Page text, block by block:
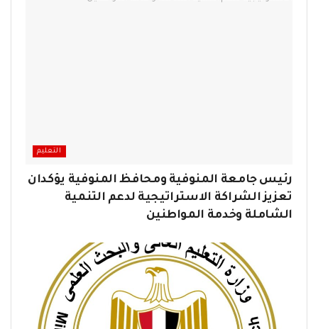
التعليم
رئيس جامعة المنوفية ومحافظ المنوفية يؤكدان
تعزيز الشراكة الاستراتيجية لدعم التنمية
الشاملة وخدمة المواطنين